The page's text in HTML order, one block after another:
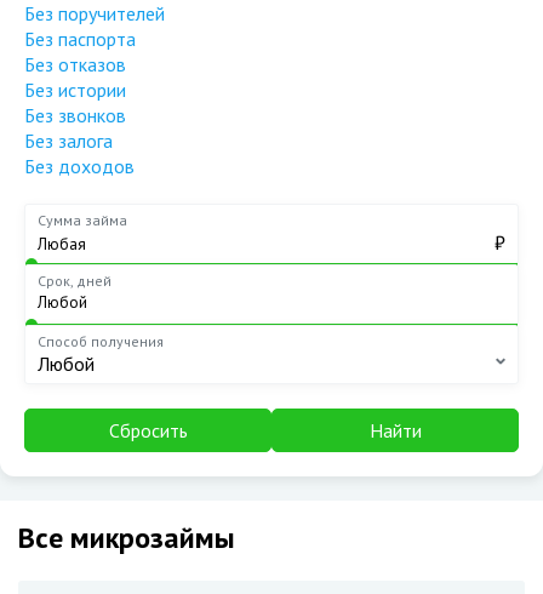
Без поручителей
Без паспорта
Без отказов
Без истории
Без звонков
Без залога
Без доходов
Сумма займа
₽
Срок, дней
Способ получения
Любой
Сбросить Найти
Все микрозаймы